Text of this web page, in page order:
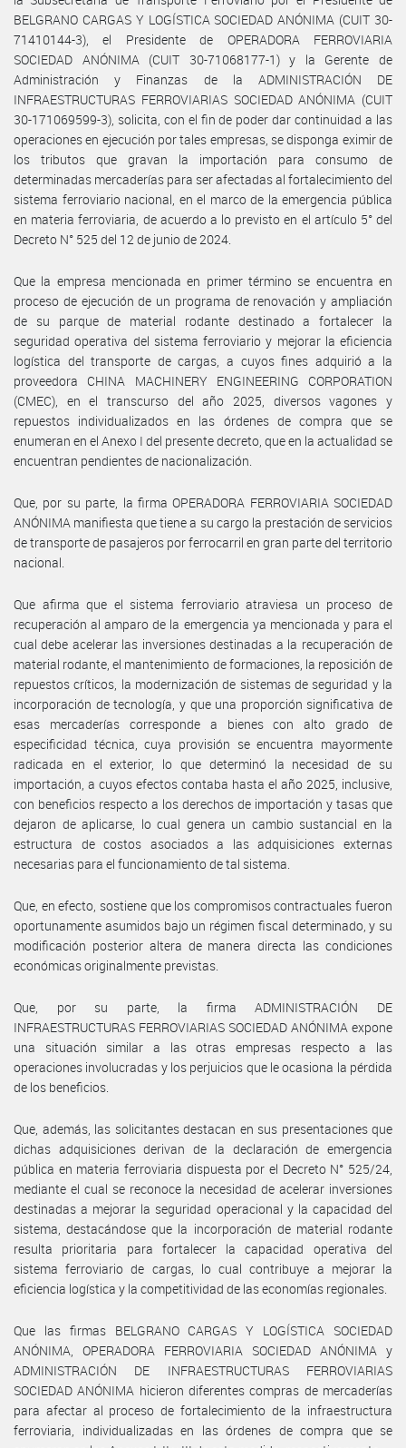
BELGRANO CARGAS Y LOGÍSTICA SOCIEDAD ANÓNIMA (CUIT 30-
71410144-3), el Presidente de OPERADORA FERROVIARIA
SOCIEDAD ANÓNIMA (CUIT 30-71068177-1) y la Gerente de
Administración y Finanzas de la ADMINISTRACIÓN DE
INFRAESTRUCTURAS FERROVIARIAS SOCIEDAD ANÓNIMA (CUIT
30-171069599-3), solicita, con el fin de poder dar continuidad a las
operaciones en ejecución por tales empresas, se disponga eximir de
los tributos que gravan la importación para consumo de
determinadas mercaderías para ser afectadas al fortalecimiento del
sistema ferroviario nacional, en el marco de la emergencia pública
en materia ferroviaria, de acuerdo a lo previsto en el artículo 5° del
Decreto N° 525 del 12 de junio de 2024.
Que la empresa mencionada en primer término se encuentra en
proceso de ejecución de un programa de renovación y ampliación
de su parque de material rodante destinado a fortalecer la
seguridad operativa del sistema ferroviario y mejorar la eficiencia
logística del transporte de cargas, a cuyos fines adquirió a la
proveedora CHINA MACHINERY ENGINEERING CORPORATION
(CMEC), en el transcurso del año 2025, diversos vagones y
repuestos individualizados en las órdenes de compra que se
enumeran en el Anexo I del presente decreto, que en la actualidad se
encuentran pendientes de nacionalización.
Que, por su parte, la firma OPERADORA FERROVIARIA SOCIEDAD
ANÓNIMA manifiesta que tiene a su cargo la prestación de servicios
de transporte de pasajeros por ferrocarril en gran parte del territorio
nacional.
Que afirma que el sistema ferroviario atraviesa un proceso de
recuperación al amparo de la emergencia ya mencionada y para el
cual debe acelerar las inversiones destinadas a la recuperación de
material rodante, el mantenimiento de formaciones, la reposición de
repuestos críticos, la modernización de sistemas de seguridad y la
incorporación de tecnología, y que una proporción significativa de
esas mercaderías corresponde a bienes con alto grado de
especificidad técnica, cuya provisión se encuentra mayormente
radicada en el exterior, lo que determinó la necesidad de su
importación, a cuyos efectos contaba hasta el año 2025, inclusive,
con beneficios respecto a los derechos de importación y tasas que
dejaron de aplicarse, lo cual genera un cambio sustancial en la
estructura de costos asociados a las adquisiciones externas
necesarias para el funcionamiento de tal sistema.
Que, en efecto, sostiene que los compromisos contractuales fueron
oportunamente asumidos bajo un régimen fiscal determinado, y su
modificación posterior altera de manera directa las condiciones
económicas originalmente previstas.
Que, por su parte, la firma ADMINISTRACIÓN DE
INFRAESTRUCTURAS FERROVIARIAS SOCIEDAD ANÓNIMA expone
una situación similar a las otras empresas respecto a las
operaciones involucradas y los perjuicios que le ocasiona la pérdida
de los beneficios.
Que, además, las solicitantes destacan en sus presentaciones que
dichas adquisiciones derivan de la declaración de emergencia
pública en materia ferroviaria dispuesta por el Decreto N° 525/24,
mediante el cual se reconoce la necesidad de acelerar inversiones
destinadas a mejorar la seguridad operacional y la capacidad del
sistema, destacándose que la incorporación de material rodante
resulta prioritaria para fortalecer la capacidad operativa del
sistema ferroviario de cargas, lo cual contribuye a mejorar la
eficiencia logística y la competitividad de las economías regionales.
Que las firmas BELGRANO CARGAS Y LOGÍSTICA SOCIEDAD
ANÓNIMA, OPERADORA FERROVIARIA SOCIEDAD ANÓNIMA y
ADMINISTRACIÓN DE INFRAESTRUCTURAS FERROVIARIAS
SOCIEDAD ANÓNIMA hicieron diferentes compras de mercaderías
para afectar al proceso de fortalecimiento de la infraestructura
ferroviaria, individualizadas en las órdenes de compra que se